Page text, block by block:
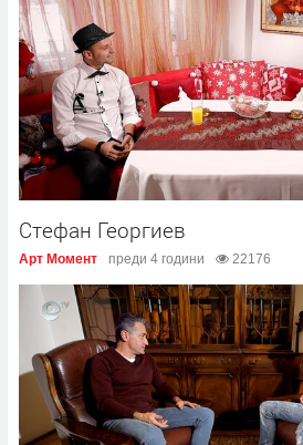
Стефан Георгиев
Арт Момент преди 4 години 22176